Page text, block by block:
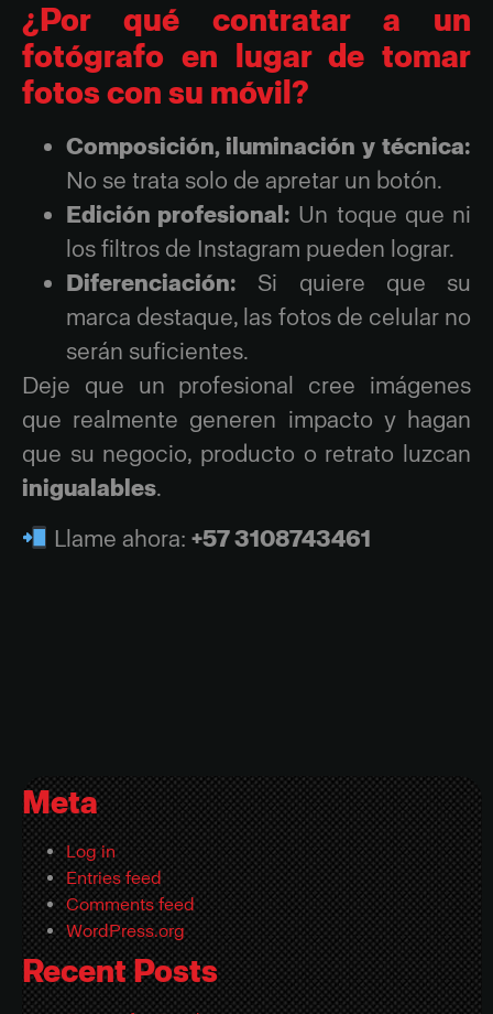
¿Por qué contratar a un
fotógrafo en lugar de tomar
fotos con su móvil?
Composición, iluminación y técnica:
No se trata solo de apretar un botón.
Edición profesional: Un toque que ni
los filtros de Instagram pueden lograr.
Diferenciación: Si quiere que su
marca destaque, las fotos de celular no
serán suficientes.
Deje que un profesional cree imágenes
que realmente generen impacto y hagan
que su negocio, producto o retrato luzcan
inigualables.
Llame ahora: +57 3108743461
Meta
Log in
Entries feed
Comments feed
WordPress.org
Recent Posts